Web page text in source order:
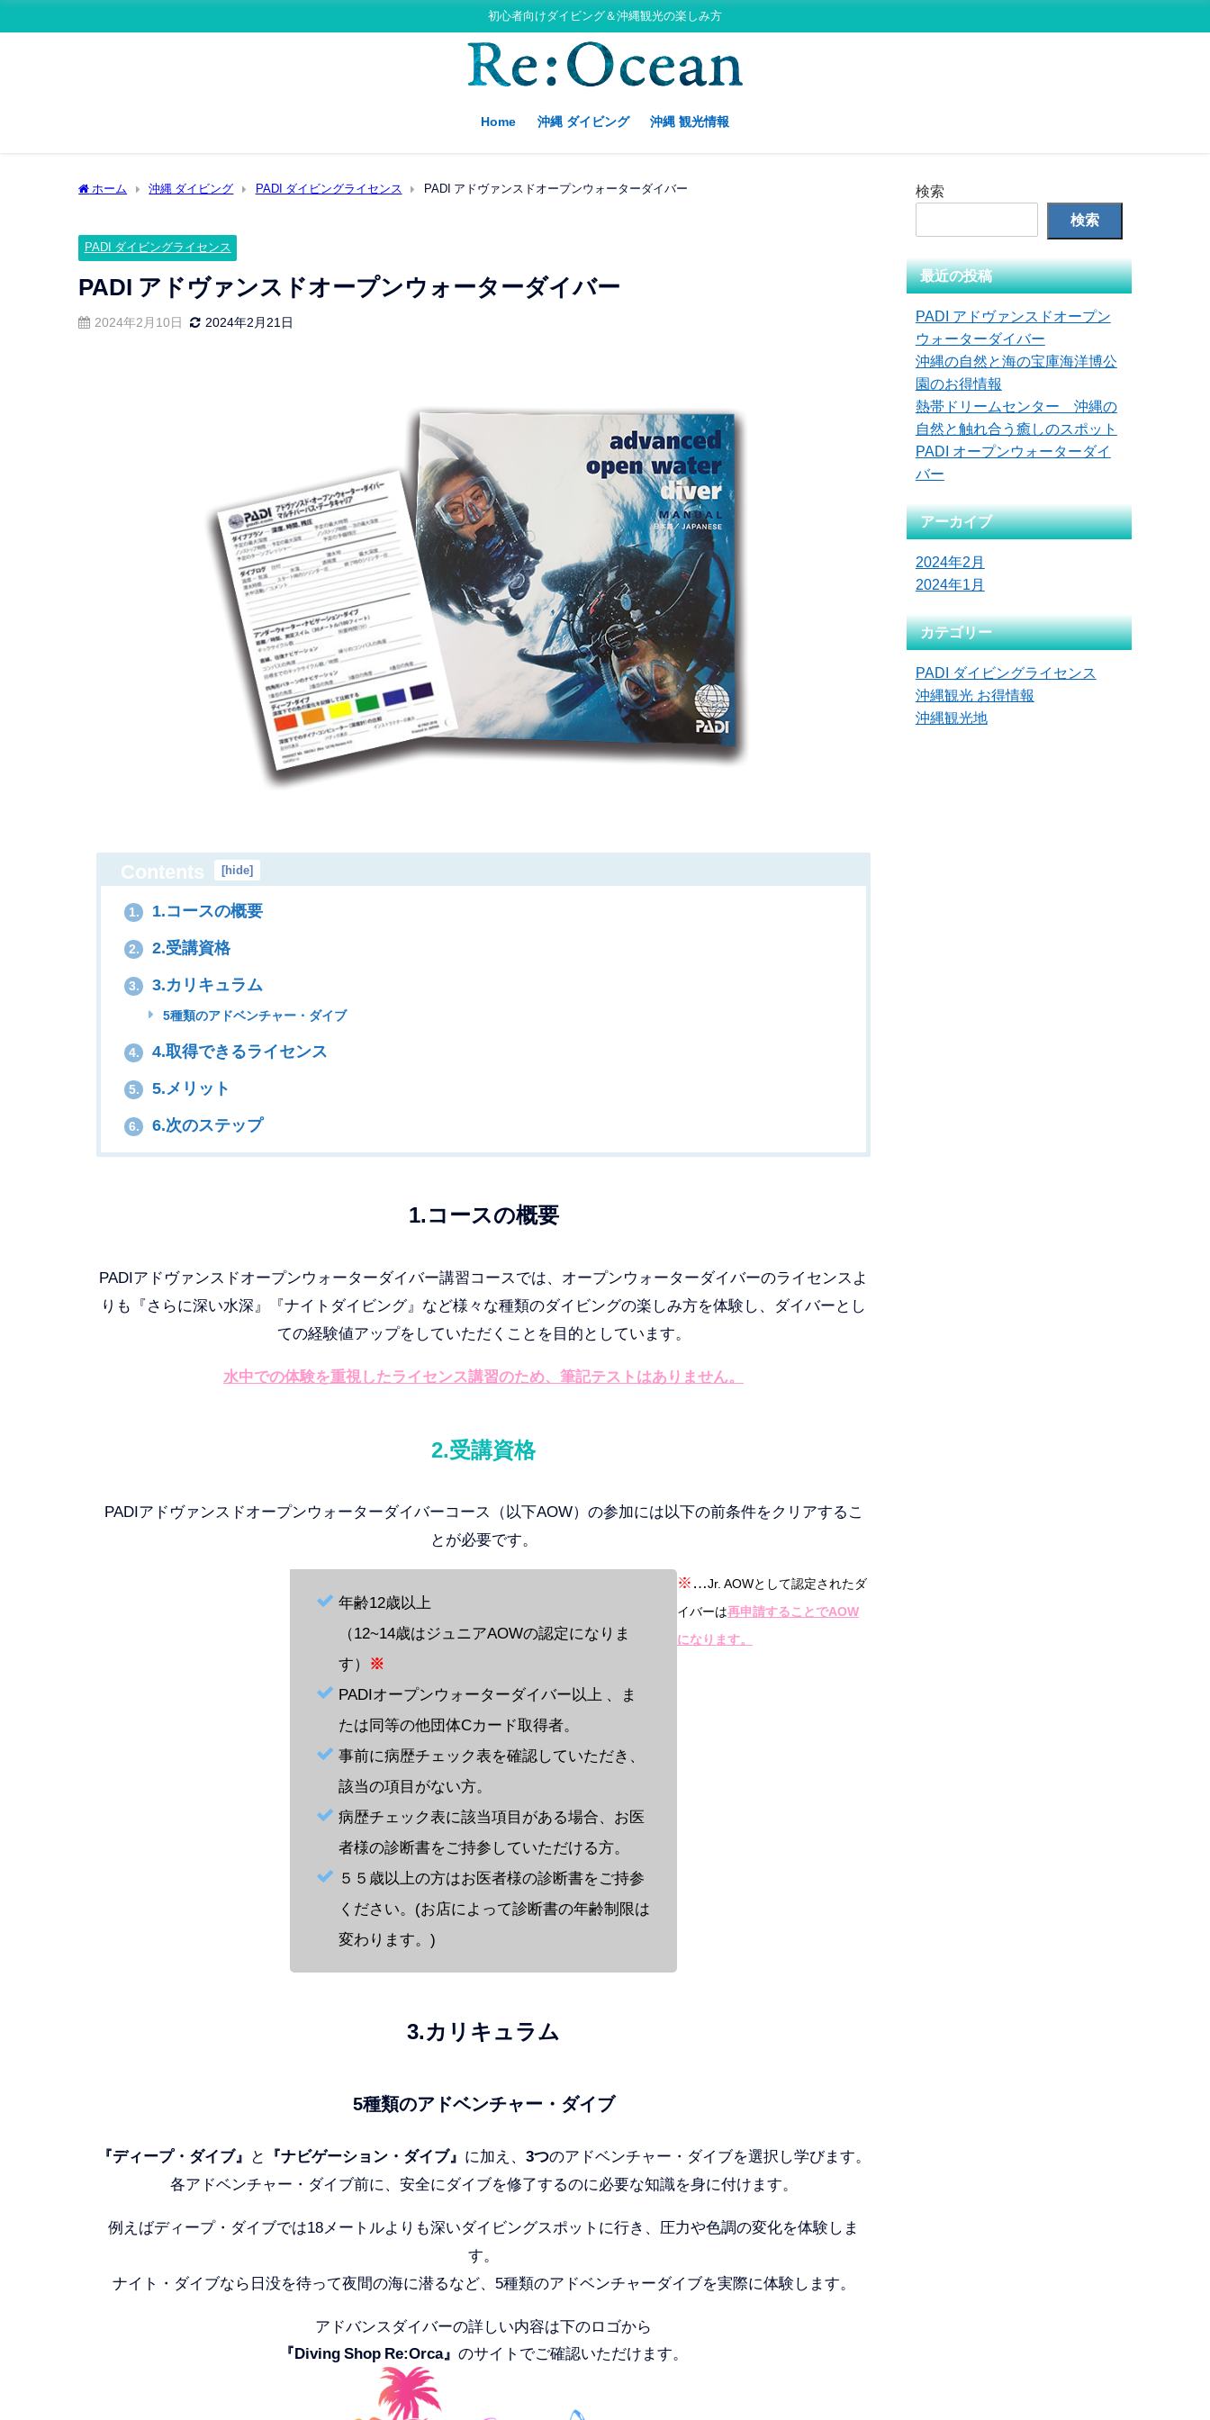
初心者向けダイビング＆沖縄観光の楽しみ方
Home 沖縄 ダイビング 沖縄 観光情報
ホーム 沖縄 ダイビング PADI ダイビングライセンス PADI アドヴァンスドオープンウォーターダイバー
PADI ダイビングライセンス
PADI アドヴァンスドオープンウォーターダイバー
2024年2月10日 2024年2月21日
Contents [hide]
1. 1.コースの概要
2. 2.受講資格
3. 3.カリキュラム
5種類のアドベンチャー・ダイブ
4. 4.取得できるライセンス
5. 5.メリット
6. 6.次のステップ
1.コースの概要
PADIアドヴァンスドオープンウォーターダイバー講習コースでは、オープンウォーターダイバーのライセンスよ
りも『さらに深い水深』『ナイトダイビング』など様々な種類のダイビングの楽しみ方を体験し、ダイバーとし
ての経験値アップをしていただくことを目的としています。
水中での体験を重視したライセンス講習のため、筆記テストはありません。
2.受講資格
PADIアドヴァンスドオープンウォーターダイバーコース（以下AOW）の参加には以下の前条件をクリアするこ
とが必要です。
年齢12歳以上
（12~14歳はジュニアAOWの認定になりま
す）
※
PADIオープンウォーターダイバー以上 、ま
たは同等の他団体Cカード取得者。
事前に病歴チェック表を確認していただき、
該当の項目がない方。
病歴チェック表に該当項目がある場合、お医
者様の診断書をご持参していただける方。
５５歳以上の方はお医者様の診断書をご持参
ください。(お店によって診断書の年齢制限は
変わります。)
※ …Jr. AOWとして認定されたダ
イバーは再申請することでAOW
になります。
3.カリキュラム
5種類のアドベンチャー・ダイブ
『ディープ・ダイブ』 と 『ナビゲーション・ダイブ』 に加え、 3つのアドベンチャー・ダイブを選択し学びます。
各アドベンチャー・ダイブ前に、安全にダイブを修了するのに必要な知識を身に付けます。
例えばディープ・ダイブでは18メートルよりも深いダイビングスポットに行き、圧力や色調の変化を体験しま
す。
ナイト・ダイブなら日没を待って夜間の海に潜るなど、5種類のアドベンチャーダイブを実際に体験します。
アドバンスダイバーの詳しい内容は下のロゴから
『Diving Shop Re:Orca』 のサイトでご確認いただけます。
検索
検索
最近の投稿
PADI アドヴァンスドオープン
ウォーターダイバー
沖縄の自然と海の宝庫海洋博公
園のお得情報
熱帯ドリームセンター 沖縄の
自然と触れ合う癒しのスポット
PADI オープンウォーターダイ
バー
アーカイブ
2024年2月
2024年1月
カテゴリー
PADI ダイビングライセンス
沖縄観光 お得情報
沖縄観光地